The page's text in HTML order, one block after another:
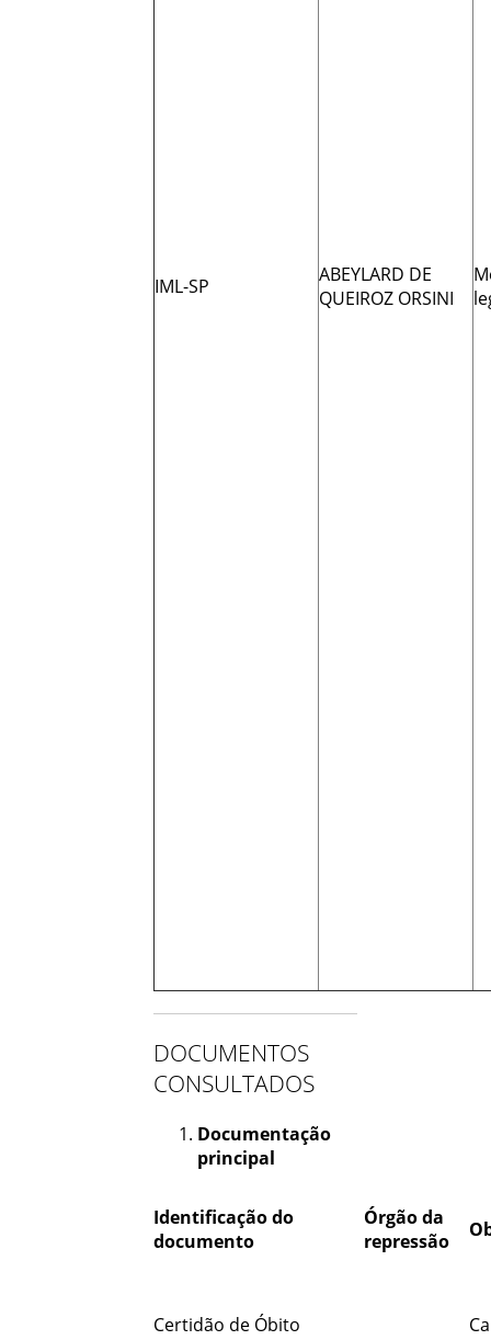
IML-SP
ABEYLARD DE
QUEIROZ ORSINI
DOCUMENTOS
CONSULTADOS
Documentação
principal
Identificação do
documento
Órgão da
repressão
Certidão de Óbito